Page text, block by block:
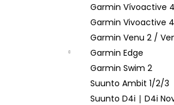
Garmin Vívoactive 4
Garmin Vivoactive
Garmin Venu 2 /
Garmin Edge
Garmin Swim 2
Suunto Ambit 1/2/3
Suunto D4i ∣ D4i